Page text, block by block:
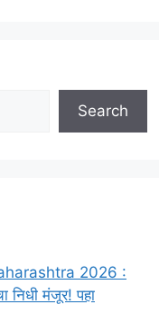
Search
2026 :
निधी मंजूर! पहा